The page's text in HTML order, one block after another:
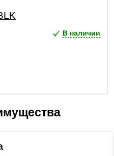
В наличии